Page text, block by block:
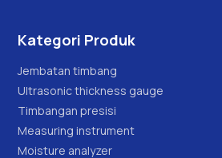
Kategori Produk
Jembatan timbang
Ultrasonic thickness gauge
Timbangan presisi
Measuring instrument
Moisture analyzer